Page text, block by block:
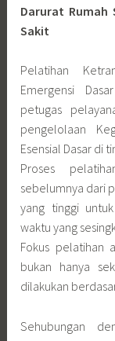
Darurat Rumah
Sakit
Pelatihan
Emergensi
petugas
pengelolaan
Esensial Dasar di
Proses
sebelumnya dari
yang tinggi
waktu yang
Fokus pelatihan
bukan hanya
dilakukan
Sehubungan